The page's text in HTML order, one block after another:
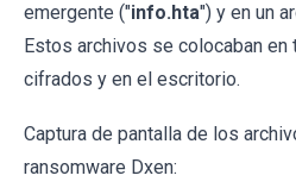
emergente ("info.hta") y en un
Estos archivos se colocaban
cifrados y en el escritorio.
Captura de pantalla de los
ransomware Dxen: